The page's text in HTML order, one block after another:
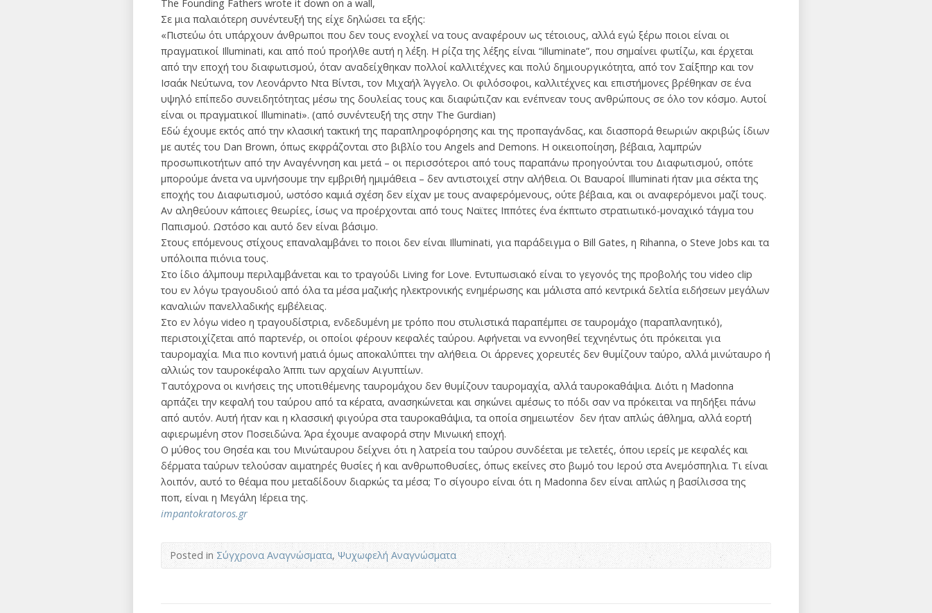
The Founding Fathers wrote it down on a wall,
Σε μια παλαιότερη συνέντευξή της είχε δηλώσει τα εξής:
«Πιστεύω ότι υπάρχουν άνθρωποι που δεν τους ενοχλεί να τους αναφέρουν ως τέτοιους, αλλά εγώ ξέρω ποιοι είναι οι
πραγματικοί Illuminati, και από πού προήλθε αυτή η λέξη. Η ρίζα της λέξης είναι “illuminate”, που σημαίνει φωτίζω, και έρχεται
από την εποχή του διαφωτισμού, όταν αναδείχθηκαν πολλοί καλλιτέχνες και πολύ δημιουργικότητα, από τον Σαίξπηρ και τον
Ισαάκ Νεύτωνα, τον Λεονάρντο Ντα Βίντσι, τον Μιχαήλ Άγγελο. Οι φιλόσοφοι, καλλιτέχνες και επιστήμονες βρέθηκαν σε ένα
υψηλό επίπεδο συνειδητότητας μέσω της δουλείας τους και διαφώτιζαν και ενέπνεαν τους ανθρώπους σε όλο τον κόσμο. Αυτοί
είναι οι πραγματικοί Illuminati». (από συνέντευξή της στην The Gurdian)
Εδώ έχουμε εκτός από την κλασική τακτική της παραπληροφόρησης και της προπαγάνδας, και διασπορά θεωριών ακριβώς ίδιων
με αυτές του Dan Brown, όπως εκφράζονται στο βιβλίο του Angels and Demons. Η οικειοποίηση, βέβαια, λαμπρών
προσωπικοτήτων από την Αναγέννηση και μετά – οι περισσότεροι από τους παραπάνω προηγούνται του Διαφωτισμού, οπότε
μπορούμε άνετα να υμνήσουμε την εμβριθή ημιμάθεια – δεν αντιστοιχεί στην αλήθεια. Οι Βαυαροί Illuminati ήταν μια σέκτα της
εποχής του Διαφωτισμού, ωστόσο καμιά σχέση δεν είχαν με τους αναφερόμενους, ούτε βέβαια, και οι αναφερόμενοι μαζί τους.
Αν αληθεύουν κάποιες θεωρίες, ίσως να προέρχονται από τους Ναϊτες Ιππότες ένα έκπτωτο στρατιωτικό-μοναχικό τάγμα του
Παπισμού. Ωστόσο και αυτό δεν είναι βάσιμο.
Στους επόμενους στίχους επαναλαμβάνει το ποιοι δεν είναι Illuminati, για παράδειγμα ο Bill Gates, η Rihanna, ο Steve Jobs και τα
υπόλοιπα πιόνια τους.
Στο ίδιο άλμπουμ περιλαμβάνεται και το τραγούδι Living for Love. Εντυπωσιακό είναι το γεγονός της προβολής του video clip
του εν λόγω τραγουδιού από όλα τα μέσα μαζικής ηλεκτρονικής ενημέρωσης και μάλιστα από κεντρικά δελτία ειδήσεων μεγάλων
καναλιών πανελλαδικής εμβέλειας.
Στο εν λόγω video η τραγουδίστρια, ενδεδυμένη με τρόπο που στυλιστικά παραπέμπει σε ταυρομάχο (παραπλανητικό),
περιστοιχίζεται από παρτενέρ, οι οποίοι φέρουν κεφαλές ταύρου. Αφήνεται να εννοηθεί τεχνηέντως ότι πρόκειται για
ταυρομαχία. Μια πιο κοντινή ματιά όμως αποκαλύπτει την αλήθεια. Οι άρρενες χορευτές δεν θυμίζουν ταύρο, αλλά μινώταυρο ή
αλλιώς τον ταυροκέφαλο Άππι των αρχαίων Αιγυπτίων.
Ταυτόχρονα οι κινήσεις της υποτιθέμενης ταυρομάχου δεν θυμίζουν ταυρομαχία, αλλά ταυροκαθάψια. Διότι η Madonna
αρπάζει την κεφαλή του ταύρου από τα κέρατα, ανασηκώνεται και σηκώνει αμέσως το πόδι σαν να πρόκειται να πηδήξει πάνω
από αυτόν. Αυτή ήταν και η κλασσική φιγούρα στα ταυροκαθάψια, τα οποία σημειωτέον δεν ήταν απλώς άθλημα, αλλά εορτή
αφιερωμένη στον Ποσειδώνα. Άρα έχουμε αναφορά στην Μινωική εποχή.
Ο μύθος του Θησέα και του Μινώταυρου δείχνει ότι η λατρεία του ταύρου συνδέεται με τελετές, όπου ιερείς με κεφαλές και
δέρματα ταύρων τελούσαν αιματηρές θυσίες ή και ανθρωποθυσίες, όπως εκείνες στο βωμό του Ιερού στα Ανεμόσπηλια. Τι είναι
λοιπόν, αυτό το θέαμα που μεταδίδουν διαρκώς τα μέσα; Το σίγουρο είναι ότι η Madonna δεν είναι απλώς η βασίλισσα της
ποπ, είναι η Μεγάλη Ιέρεια της.
impantokratoros.gr
Posted inΣύγχρονα Αναγνώσματα, Ψυχωφελή Αναγνώσματα